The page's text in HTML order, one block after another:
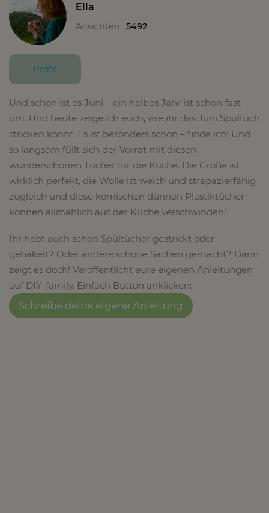
Ella
Ansichten 5492
Profil
Und schon ist es Juni – ein halbes Jahr ist schon fast
um. Und heute zeige ich euch, wie ihr das Juni Spültuch
stricken könnt. Es ist besonders schön – finde ich! Und
so langsam füllt sich der Vorrat mit diesen
wunderschönen Tücher für die Küche. Die Größe ist
wirklich perfekt, die Wolle ist weich und strapazierfähig
zugleich und diese komischen dünnen Plastiktücher
können allmählich aus der Küche verschwinden!
Ihr habt auch schon Spültücher gestrickt oder
gehäkelt? Oder andere schöne Sachen gemacht? Dann
zeigt es doch! Veröffentlicht eure eigenen Anleitungen
auf DIY-family. Einfach Button anklicken:
Schreibe deine eigene Anleitung